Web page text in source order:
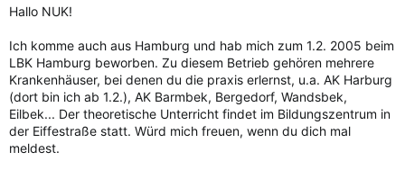
Hallo NUK!
Ich komme auch aus Hamburg und hab mich zum 1.2. 2005 beim
LBK Hamburg beworben. Zu diesem Betrieb gehören mehrere
Krankenhäuser, bei denen du die praxis erlernst, u.a. AK Harburg
(dort bin ich ab 1.2.), AK Barmbek, Bergedorf, Wandsbek,
Eilbek... Der theoretische Unterricht findet im Bildungszentrum in
der Eiffestraße statt. Würd mich freuen, wenn du dich mal
meldest.